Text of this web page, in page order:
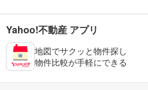
Yahoo!不動産 アプリ
地図でサクッと物件探し
物件比較が手軽にできる